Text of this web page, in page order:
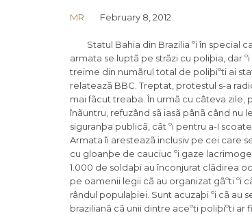
MR February 8, 2012
Statul Bahia din Brazilia ºi în special
armata se luptã pe strãzi cu poliþia, dar
treime din numãrul total de poliþiºti ai
relateazã BBC. Treptat, protestul s-a
mai fãcut treaba. În urmã cu câteva zile,
înãuntru, refuzând sã iasã pânã când nu
siguranþa publicã, cât ºi pentru a-I
Armata îi aresteazã inclusiv pe cei care
cu gloanþe de cauciuc ºi gaze
1.000 de soldaþi au înconjurat clãdirea
pe oamenii legii cã au organizat gãºti ºi
rândul populaþiei. Sunt acuzaþi ºi cã au
brazilianã cã unii dintre aceºti poliþiºti